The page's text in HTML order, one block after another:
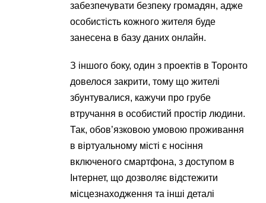
забезпечувати безпеку громадян, адже
особистість кожного жителя буде
занесена в базу даних онлайн.
З іншого боку, один з проектів в Торонто
довелося закрити, тому що жителі
збунтувалися, кажучи про грубе
втручання в особистий простір людини.
Так, обов’язковою умовою проживання
в віртуальному місті є носіння
включеного смартфона, з доступом в
Інтернет, що дозволяє відстежити
місцезнаходження та інші деталі